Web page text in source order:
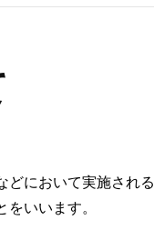
どにおいて実施される
いいます。